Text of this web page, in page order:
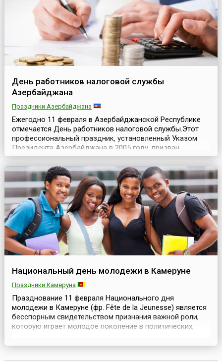
День работников налоговой службы
Азербайджана
Праздники Азербайджана
Ежегодно 11 февраля в Азербайджанской Республике
отмечается День работников налоговой службы.Этот
профессиональный праздник, установленный Указом
Президента Азербайджана в 2005 году, призван
отметить важную роль работников налоговой службы в
развитии экономики страны и формировании доходов
государственного бюджета.11 февраля 2000 года было
создано Министерство налогов Азербайджанской
Респу...
Национальный день молодежи в Камеруне
Праздники Камеруна
Празднование 11 февраля Национального дня
молодежи в Камеруне (фр. Fête de la Jeunesse) является
бесспорным свидетельством признания важной роли,
которую играет молодое поколение в политических,
молодежный праздник отмечается в стране с 1962 года,